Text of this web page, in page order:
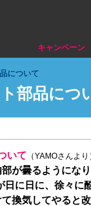
キャンペーン
について
部品につ
いて （YAMOさんより
が曇るようにな
に日に、徐々に
換気してやると